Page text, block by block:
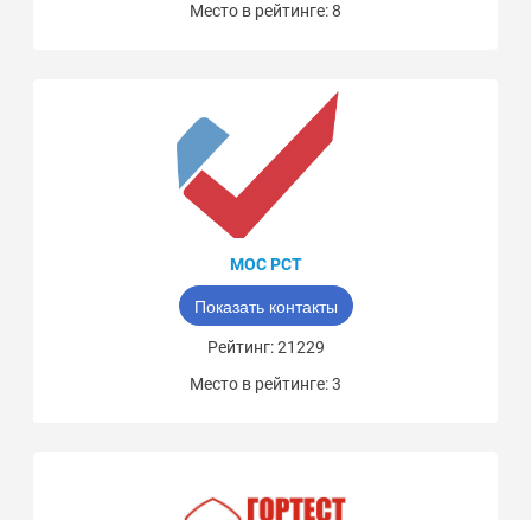
Место в рейтинге: 8
МОС РСТ
Показать контакты
Рейтинг: 21229
Место в рейтинге: 3